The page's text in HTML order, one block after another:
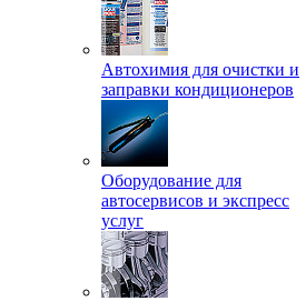
Автохимия для очистки и
заправки кондиционеров
Оборудование для
автосервисов и экспресс
услуг